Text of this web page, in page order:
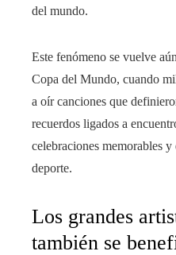
del mundo.
Este fenómeno se vuelve
Copa del Mundo, cuando
a oír canciones que
recuerdos ligados a
celebraciones memorables
deporte.
Los grandes
también se